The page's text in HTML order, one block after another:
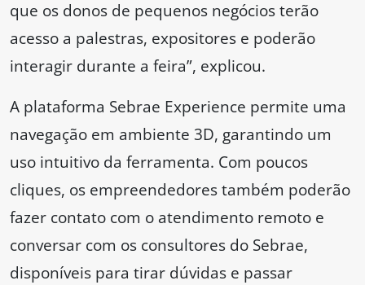
que os donos de pequenos negócios terão
acesso a palestras, expositores e poderão
interagir durante a feira”, explicou.
A plataforma Sebrae Experience permite uma
navegação em ambiente 3D, garantindo um
uso intuitivo da ferramenta. Com poucos
cliques, os empreendedores também poderão
fazer contato com o atendimento remoto e
conversar com os consultores do Sebrae,
disponíveis para tirar dúvidas e passar